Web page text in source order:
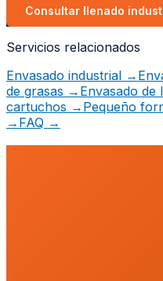
Consultar llenado
Servicios relacionados
Envasado industrial →
de grasas → Envasado de
cartuchos → Pequeño
→ FAQ →